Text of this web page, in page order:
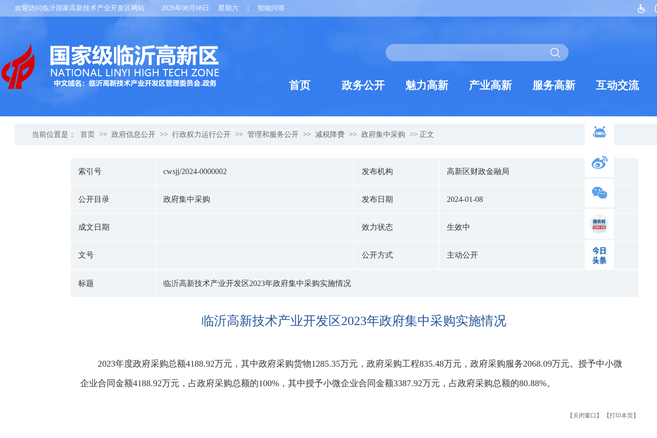
欢迎访问临沂国家高新技术产业开发区网站 2026年08月08日 星期六 智能问答
首页 政务公开 魅力高新 产业高新 服务高新 互动交流
当前位置是： 首页 >> 政府信息公开 >> 行政权力运行公开 >> 管理和服务公开 >> 减税降费 >> 政府集中采购 >> 正文
索引号 cwsjj/2024-0000002 发布机构 高新区财政金融局
公开目录 政府集中采购 发布日期 2024-01-08
成文日期 效力状态 生效中
文号 公开方式 主动公开
标题 临沂高新技术产业开发区2023年政府集中采购实施情况
临沂高新技术产业开发区2023年政府集中采购实施情况
2023年度政府采购总额4188.92万元，其中政府采购货物1285.35万元，政府采购工程835.48万元，政府采购服务2068.09万元。授予中小微
企业合同金额4188.92万元，占政府采购总额的100%，其中授予小微企业合同金额3387.92万元，占政府采购总额的80.88%。
【关闭窗口】 【打印本页】